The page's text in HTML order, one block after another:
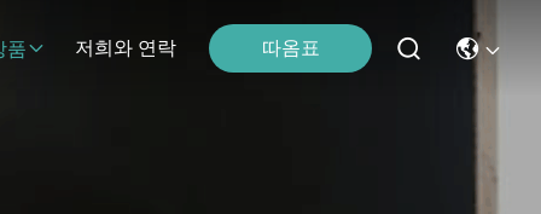
품 저희와 연락 따옴표